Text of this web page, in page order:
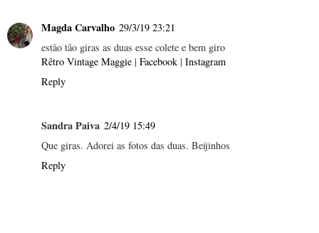
Magda Carvalho 29/3/19 23:21
estão tão giras as duas esse colete e bem giro
Rêtro Vintage Maggie | Facebook | Instagram
Reply
Sandra Paiva 2/4/19 15:49
Que giras. Adorei as fotos das duas. Beijinhos
Reply